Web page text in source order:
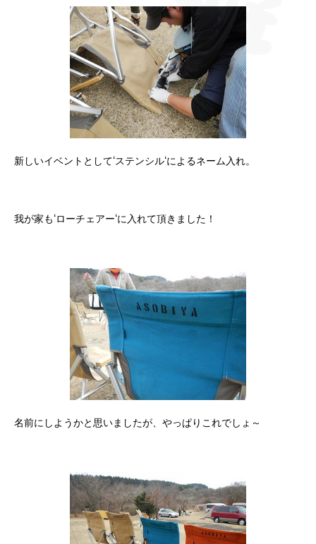
新しいイベントとして‘ステンシル‘によるネーム入れ。
我が家も‘ローチェアー‘に入れて頂きました！
名前にしようかと思いましたが、やっぱりこれでしょ～